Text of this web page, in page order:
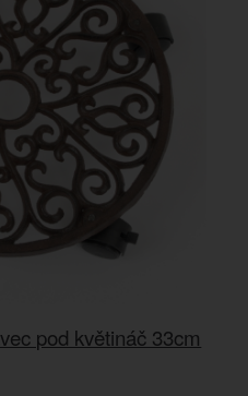
pod květináč 33cm